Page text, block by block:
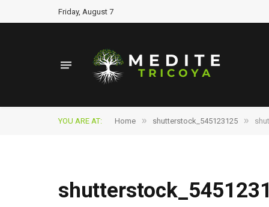
Friday, August 7
YOU ARE AT: Home » shutterstock_545123125 »